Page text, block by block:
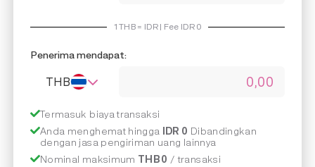
1THB= IDR | Fee IDR0
Penerima mendapat:
THB
Termasuk biaya transaksi
Anda menghemat hingga IDR 0 Dibandingkan
dengan jasa pengiriman uang lainnya
Nominal maksimum THB 0 / transaksi